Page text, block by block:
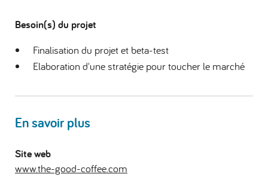
Besoin(s) du projet
Finalisation du projet et beta-test
Elaboration d'une stratégie pour toucher le marché
En savoir plus
Site web
www.the-good-coffee.com